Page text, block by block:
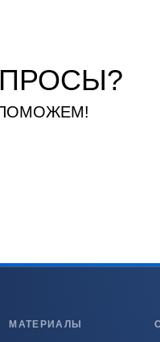
МАТЕРИАЛЫ